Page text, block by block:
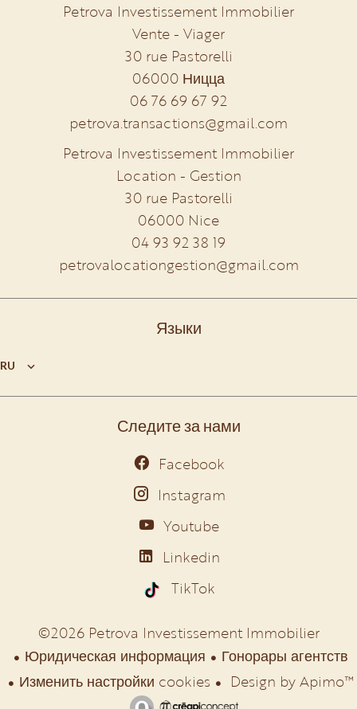
Petrova Investissement Immobilier
Vente - Viager
30 rue Pastorelli
06000 Ницца
06 76 69 67 92
petrova.transactions@gmail.com
Petrova Investissement Immobilier
Location - Gestion
30 rue Pastorelli
06000 Nice
04 93 92 38 19
petrovalocationgestion@gmail.com
Языки
RU
Следите за нами
Facebook
Instagram
Youtube
Linkedin
TikTok
©2026 Petrova Investissement Immobilier
Юридическая информация
Гонорары агентств
Изменить настройки cookies
Design byApimo™